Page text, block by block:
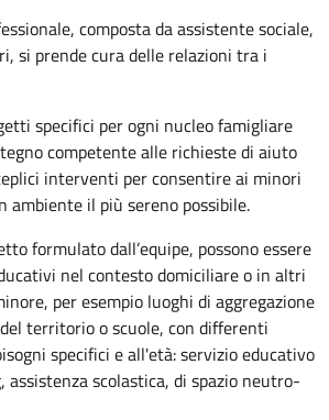
composta da assistente sociale,
si prende cura delle relazioni tra i
specifici per ogni nucleo famigliare
competente alle richieste di aiuto
interventi per consentire ai minori
ambiente il più sereno possibile.
formulato dall’equipe, possono essere
nel contesto domiciliare o in altri
per esempio luoghi di aggregazione
territorio o scuole, con differenti
specifici e all'età: servizio educativo
scolastica, di spazio neutro-